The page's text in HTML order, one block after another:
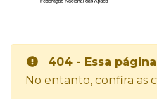
404 - Essa
No entanto, confira as